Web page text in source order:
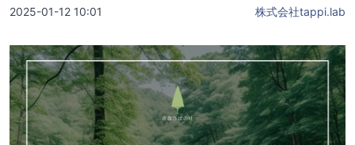
2025-01-12 10:01 株式会社tappi.lab